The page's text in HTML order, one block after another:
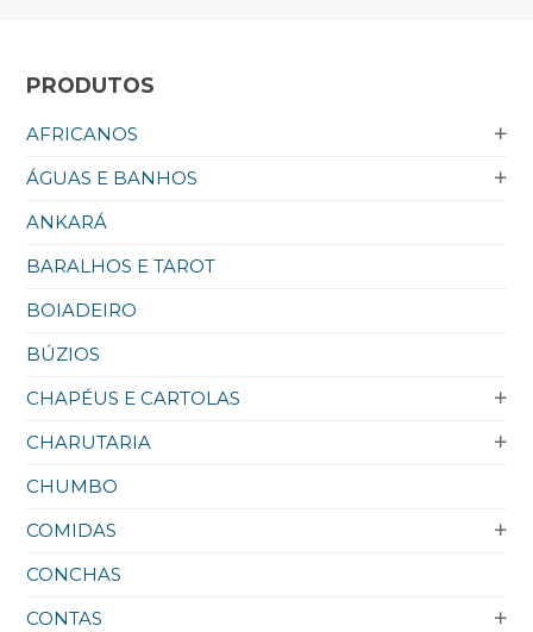
PRODUTOS
AFRICANOS
ÁGUAS E BANHOS
ANKARÁ
BARALHOS E TAROT
BOIADEIRO
BÚZIOS
CHAPÉUS E CARTOLAS
CHARUTARIA
CHUMBO
COMIDAS
CONCHAS
CONTAS